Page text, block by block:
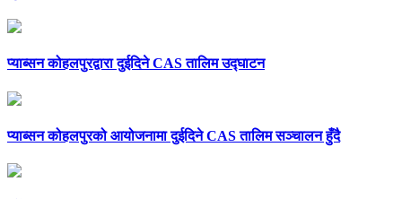
प्याब्सन कोहलपुरद्वारा दुईदिने CAS तालिम उद्घाटन
प्याब्सन कोहलपुरको आयोजनामा दुईदिने CAS तालिम सञ्चालन हुँदै